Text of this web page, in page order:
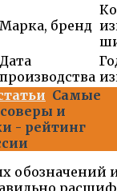
Марка, бренд
Дата
производства
Самые
и
- рейтинг
обозначений